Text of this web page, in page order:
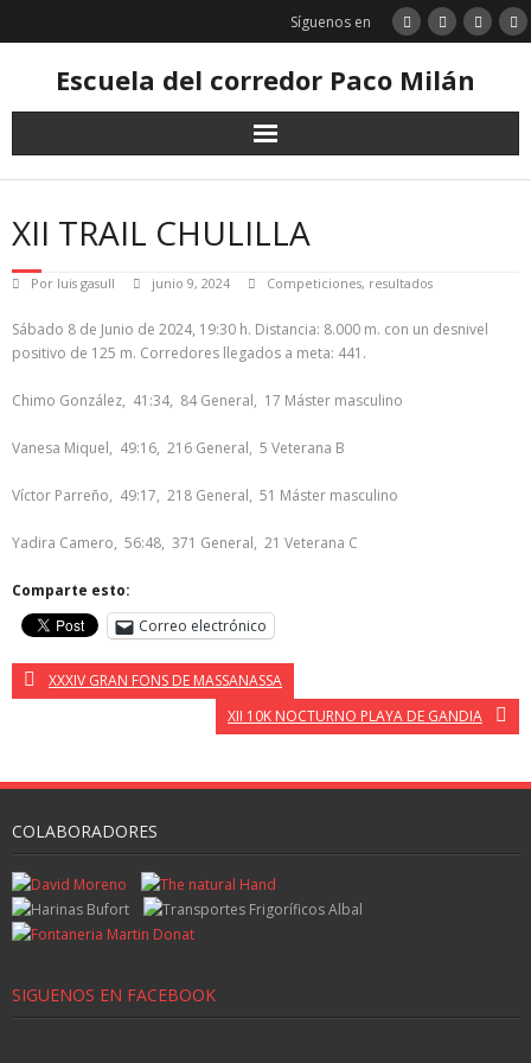
Síguenos en
Escuela del corredor Paco Milán
XII TRAIL CHULILLA
Por luis gasull junio 9, 2024 Competiciones, resultados
Sábado 8 de Junio de 2024, 19:30 h. Distancia: 8.000 m. con un desnivel
positivo de 125 m. Corredores llegados a meta: 441.
Chimo González, 41:34, 84 General, 17 Máster masculino
Vanesa Miquel, 49:16, 216 General, 5 Veterana B
Víctor Parreño, 49:17, 218 General, 51 Máster masculino
Yadira Camero, 56:48, 371 General, 21 Veterana C
Comparte esto:
Correo electrónico
XXXIV GRAN FONS DE MASSANASSA
XII 10K NOCTURNO PLAYA DE GANDIA
COLABORADORES
SIGUENOS EN FACEBOOK